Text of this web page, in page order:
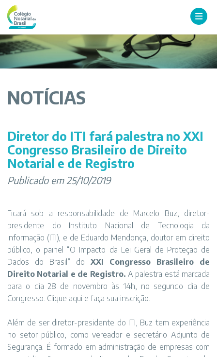
NOTÍCIAS
Diretor do ITI fará palestra no XXI
Congresso Brasileiro de Direito
Notarial e de Registro
Publicado em 25/10/2019
Ficará sob a responsabilidade de Marcelo Buz, diretor-
presidente do Instituto Nacional de Tecnologia da
Informação (ITI), e de Eduardo Mendonça, doutor em direito
público, o painel “O Impacto da Lei Geral de Proteção de
Dados do Brasil” do XXI Congresso Brasileiro de
Direito Notarial e de Registro. A palestra está marcada
para o dia 28 de novembro às 14h, no segundo dia de
Congresso. Clique aqui e faça sua inscrição.
Além de ser diretor-presidente do ITI, Buz tem experiência
no setor público, como vereador e secretário Adjunto de
Segurança. É formado em administração de empresas com